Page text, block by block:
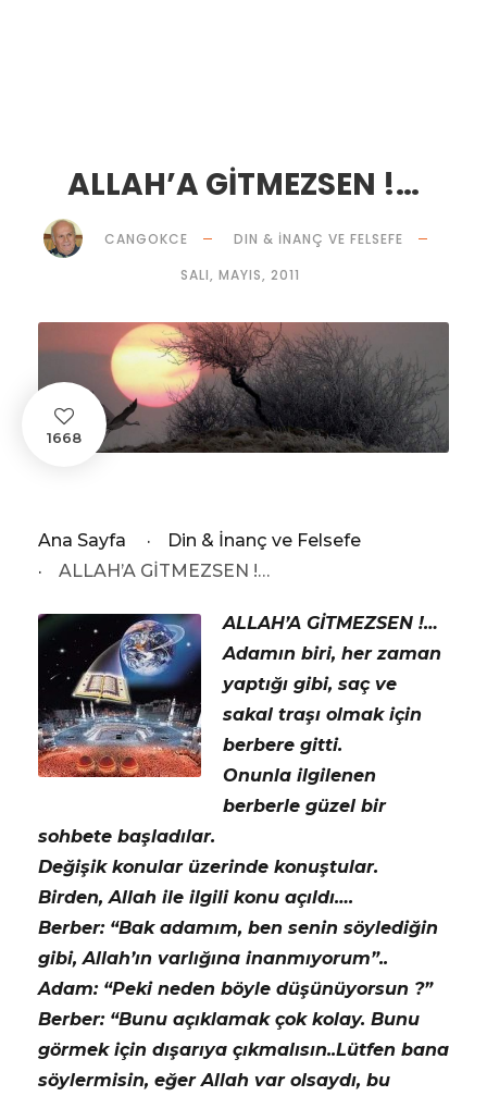
ALLAH’A GİTMEZSEN !…
CANGOKCE
DIN & İNANÇ VE FELSEFE
SALI, MAYIS, 2011
1668
Ana Sayfa ·
Din & İnanç ve Felsefe
·
ALLAH’A GİTMEZSEN !…
ALLAH’A GİTMEZSEN !…
Adamın biri, her zaman
yaptığı gibi, saç ve
sakal traşı olmak için
berbere gitti.
Onunla ilgilenen
berberle güzel bir
sohbete başladılar.
Değişik konular üzerinde konuştular.
Birden, Allah ile ilgili konu açıldı….
Berber: “Bak adamım, ben senin söylediğin
gibi, Allah’ın varlığına inanmıyorum”..
Adam: “Peki neden böyle düşünüyorsun ?”
Berber: “Bunu açıklamak çok kolay. Bunu
görmek için dışarıya çıkmalısın..Lütfen bana
söylermisin, eğer Allah var olsaydı, bu